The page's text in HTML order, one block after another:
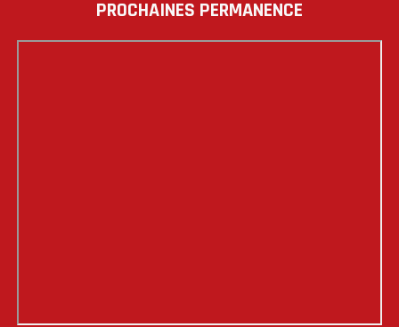
PROCHAINES PERMANENCE